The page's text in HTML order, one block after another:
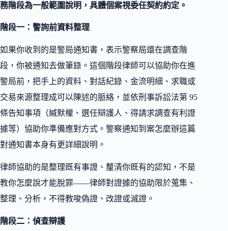
務階段為一般範圍說明，具體個案視委任契約約定。
階段一：警詢前資料整理
如果你收到的是警局通知書，表示警察局還在調查階
段，你被通知去做筆錄。這個階段律師可以協助你在進
警局前，把手上的資料、對話紀錄、金流明細、求職或
交易來源整理成可以陳述的脈絡，並依刑事訴訟法第 95
條告知事項（緘默權、選任辯護人、得請求調查有利證
據等）協助你準備應對方式。警察通知到案怎麼辦這篇
對通知書本身有更詳細說明。
律師協助的是整理既有事證、釐清你既有的認知，不是
教你怎麼說才能脫罪——律師對證據的協助限於蒐集、
整理、分析，不得教唆偽證、改證或滅證。
階段二：偵查辯護